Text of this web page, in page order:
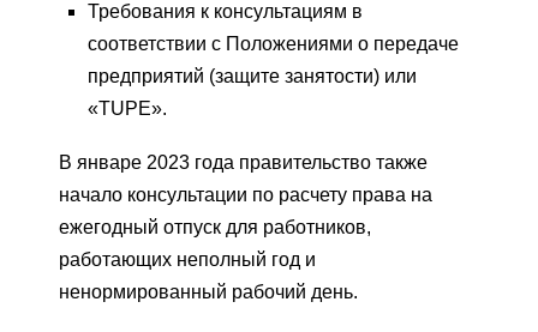
Требования к консультациям в
соответствии с Положениями о передаче
предприятий (защите занятости) или
«TUPE».
В январе 2023 года правительство также
начало консультации по расчету права на
ежегодный отпуск для работников,
работающих неполный год и
ненормированный рабочий день.